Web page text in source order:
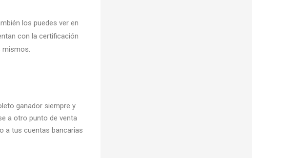
los puedes ver en
con la certificación
mismos.
ganador siempre y
a otro punto de venta
a tus cuentas bancarias